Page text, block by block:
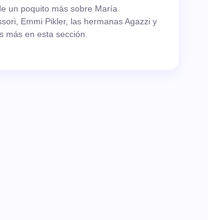
un poquito más sobre María
Emmi Pikler, las hermanas Agazzi y
más en esta sección.